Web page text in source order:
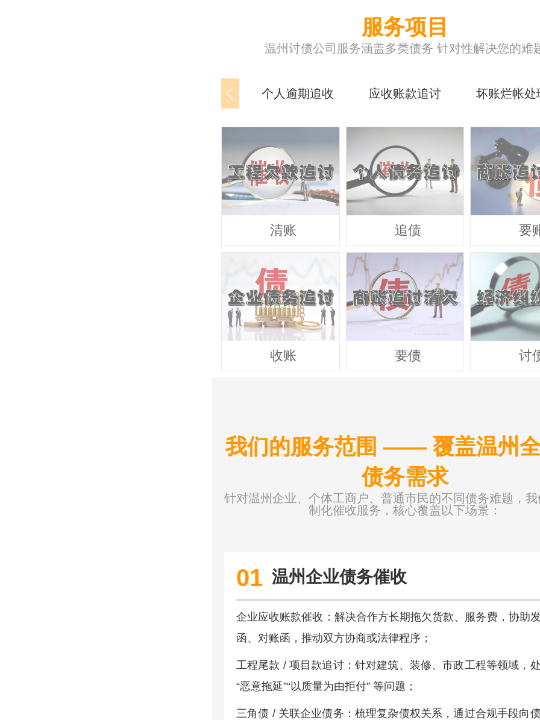
服务项目
温州讨债公司服务涵盖多类债务 针对性解决您的难
个人逾期追收 应收账款追讨 坏账烂帐处
清账
收账
追债
要债
要
讨
我们的服务范围 —— 覆盖温州
债务需求
针对温州企业、个体工商户、普通市民的不同债务难题，
制化催收服务，核心覆盖以下场景：
01 温州企业债务催收
企业应收账款催收：解决合作方长期拖欠货款、服务费，协助
函、对账函，推动双方协商或法律程序；
工程尾款 / 项目款追讨：针对建筑、装修、市政工程等领域，
“恶意拖延”“以质量为由拒付” 等问题；
三角债 / 关联企业债务：梳理复杂债权关系，通过合规手段向